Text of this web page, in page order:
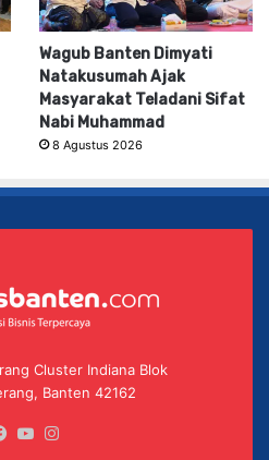
Wagub Banten Dimyati
Natakusumah Ajak
Masyarakat Teladani Sifat
Nabi Muhammad
8 Agustus 2026
Cluster Indiana Blok
Banten 42162
Facebook
YouTube